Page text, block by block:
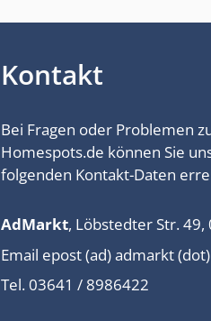
Kontakt
Bei Fragen oder Problemen
Homespots.de können Sie
folgenden Kontakt-Daten
AdMarkt, Löbstedter Str. 49,
Email epost (ad) admarkt
Tel. 03641 / 8986422